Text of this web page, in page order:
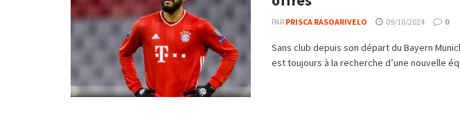
PAR PRISCA RASOARIVELO 09/10/2024 0
Sans club depuis son départ du Bayern
est toujours à la recherche d’une nouvelle